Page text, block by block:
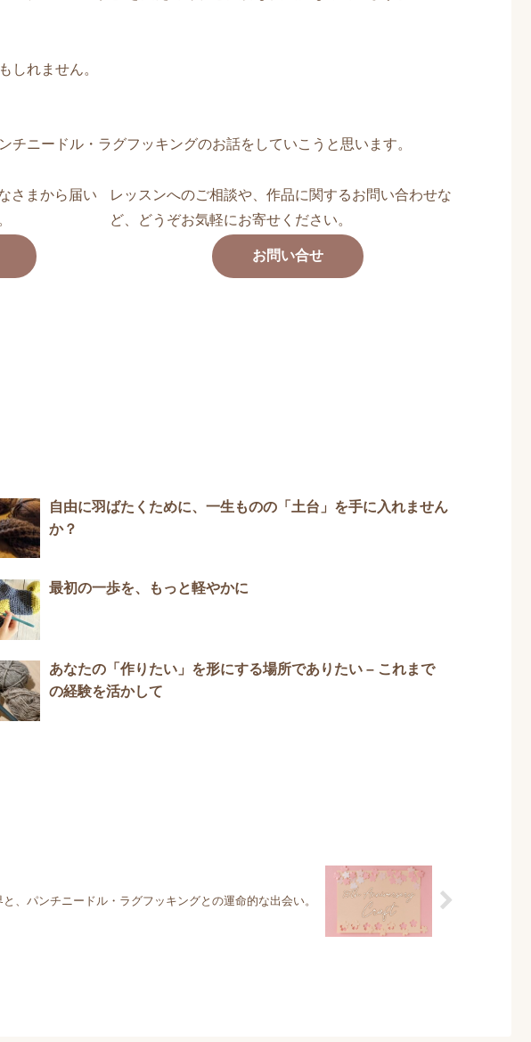
しれません。
ニードル・ラグフッキングのお話をしていこうと思います。
さまから届い
レッスンへのご相談や、作品に関するお問い合わせな
ど、どうぞお気軽にお寄せください。
お問い合せ
自由に羽ばたくために、一生ものの「土台」を手に入れません
か？
最初の一歩を、もっと軽やかに
あなたの「作りたい」を形にする場所でありたい – これまで
の経験を活かして
、パンチニードル・ラグフッキングとの運命的な出会い。